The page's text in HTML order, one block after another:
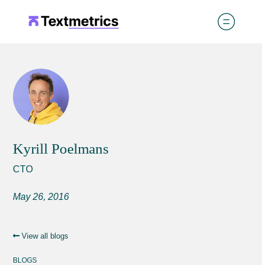
Kyrill Poelmans
CTO
May 26, 2016
View all blogs
BLOGS